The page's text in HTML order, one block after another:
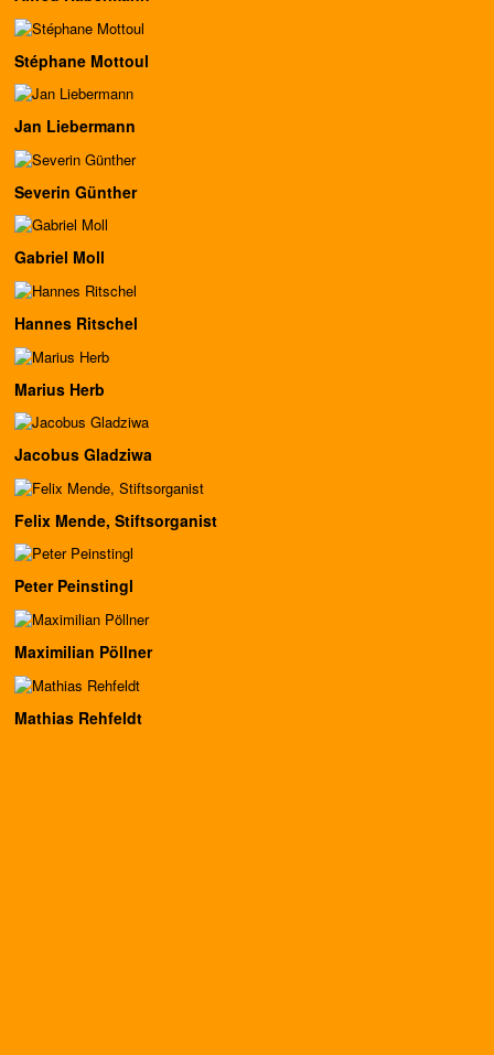
Stéphane Mottoul
Jan Liebermann
Severin Günther
Gabriel Moll
Hannes Ritschel
Marius Herb
Jacobus Gladziwa
Felix Mende, Stiftsorganist
Peter Peinstingl
Maximilian Pöllner
Mathias Rehfeldt